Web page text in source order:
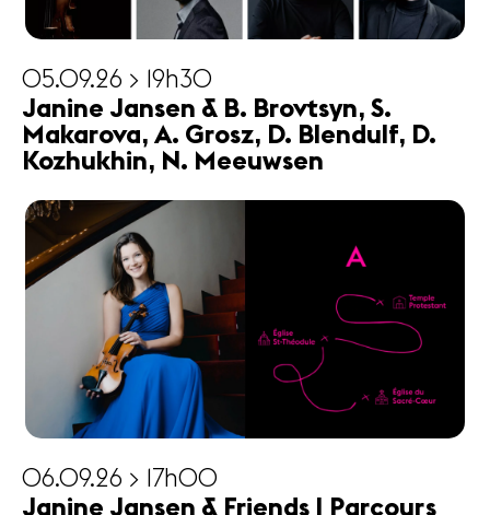
05.09.26 > 19h30
Janine Jansen & B. Brovtsyn, S.
Makarova, A. Grosz, D. Blendulf, D.
Kozhukhin, N. Meeuwsen
06.09.26 > 17h00
Janine Jansen & Friends | Parcours